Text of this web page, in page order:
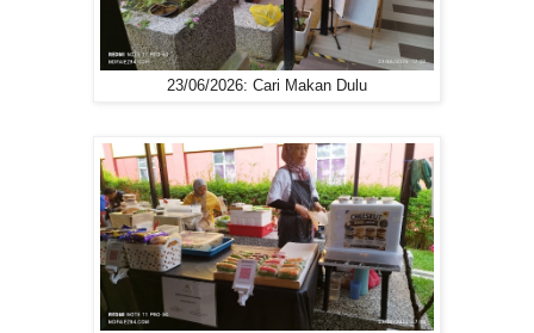
23/06/2026: Cari Makan Dulu